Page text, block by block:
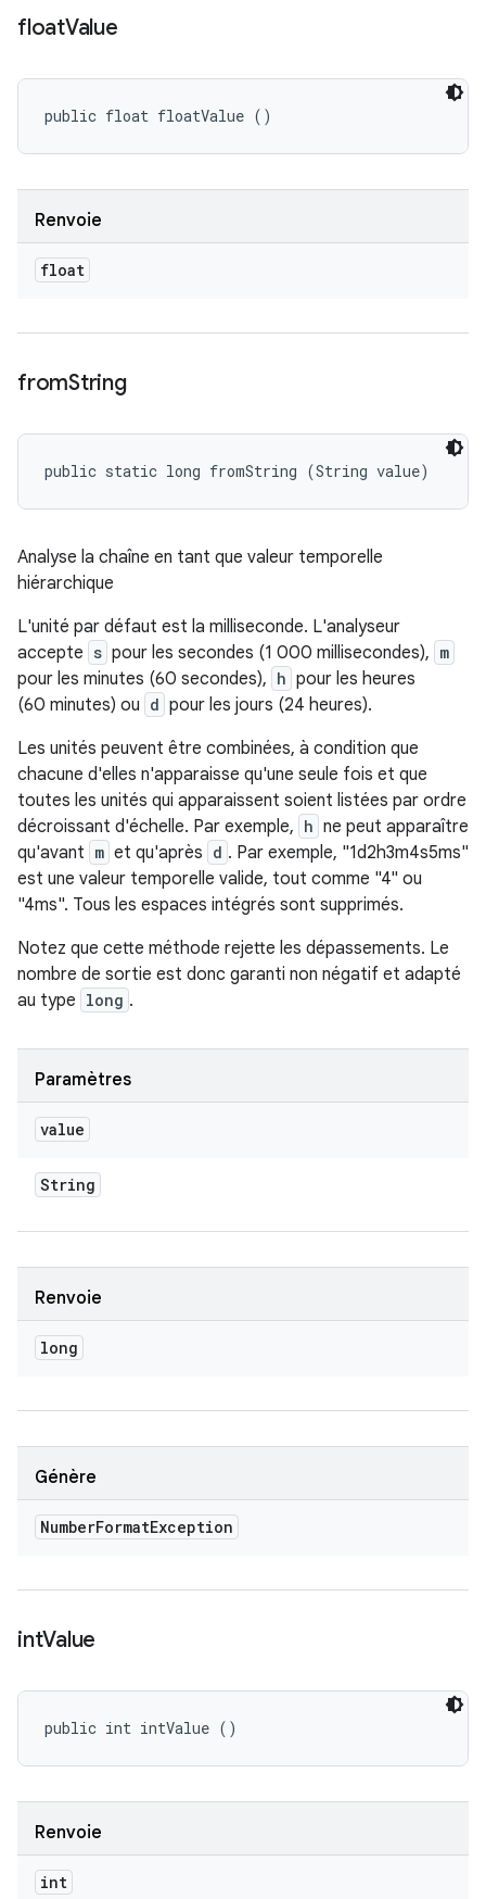
floatValue
public float floatValue ()
Renvoie
float
fromString
public static long fromString (String value)
Analyse la chaîne en tant que valeur temporelle
hiérarchique
L'unité par défaut est la milliseconde. L'analyseur
accepte s pour les secondes (1 000 millisecondes), m
pour les minutes (60 secondes), h pour les heures
(60 minutes) ou d pour les jours (24 heures).
Les unités peuvent être combinées, à condition que
chacune d'elles n'apparaisse qu'une seule fois et que
toutes les unités qui apparaissent soient listées par ordre
décroissant d'échelle. Par exemple, h ne peut apparaître
qu'avant m et qu'après d . Par exemple, "1d2h3m4s5ms"
est une valeur temporelle valide, tout comme "4" ou
"4ms". Tous les espaces intégrés sont supprimés.
Notez que cette méthode rejette les dépassements. Le
nombre de sortie est donc garanti non négatif et adapté
au type long .
Paramètres
value
String
Renvoie
long
Génère
NumberFormatException
intValue
public int intValue ()
Renvoie
int